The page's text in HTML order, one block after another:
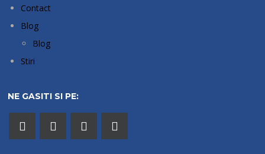
Contact
Blog
Blog
Stiri
NE GASITI SI PE: